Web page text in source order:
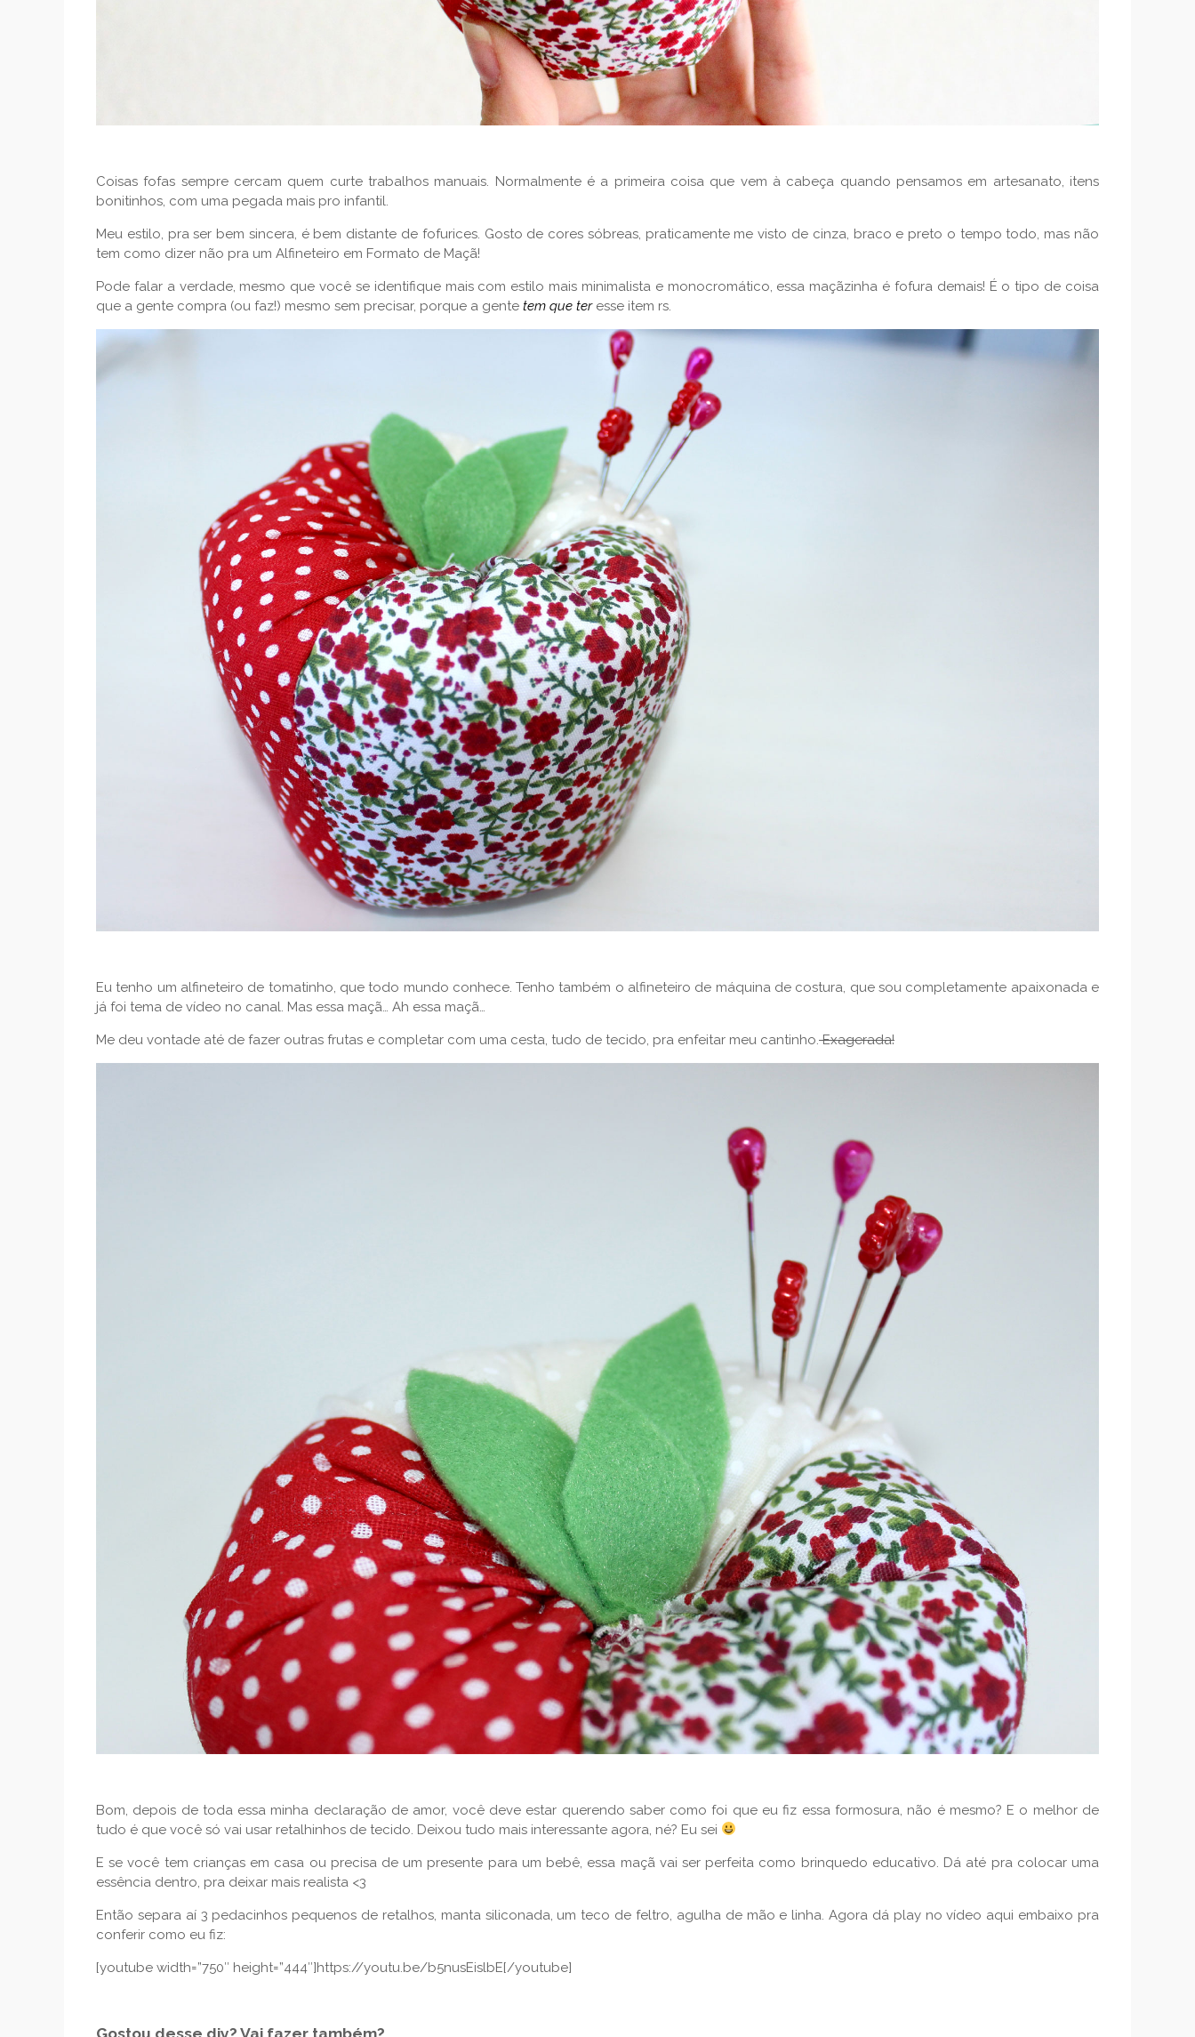
Coisas fofas sempre cercam quem curte trabalhos manuais. Normalmente é a primeira coisa que vem à cabeça quando pensamos em artesanato, itens
bonitinhos, com uma pegada mais pro infantil.
Meu estilo, pra ser bem sincera, é bem distante de fofurices. Gosto de cores sóbreas, praticamente me visto de cinza, braco e preto o tempo todo, mas não
tem como dizer não pra um Alfineteiro em Formato de Maçã!
Pode falar a verdade, mesmo que você se identifique mais com estilo mais minimalista e monocromático, essa maçãzinha é fofura demais! É o tipo de coisa
que a gente compra (ou faz!) mesmo sem precisar, porque a gente tem que teresse item rs.
Eu tenho um alfineteiro de tomatinho, que todo mundo conhece. Tenho também o alfineteiro de máquina de costura, que sou completamente apaixonada e
já foi tema de vídeo no canal. Mas essa maçã… Ah essa maçã…
Me deu vontade até de fazer outras frutas e completar com uma cesta, tudo de tecido, pra enfeitar meu cantinho.Exagerada!
Bom, depois de toda essa minha declaração de amor, você deve estar querendo saber como foi que eu fiz essa formosura, não é mesmo? E o melhor de
tudo é que você só vai usar retalhinhos de tecido. Deixou tudo mais interessante agora, né? Eu sei
E se você tem crianças em casa ou precisa de um presente para um bebê, essa maçã vai ser perfeita como brinquedo educativo. Dá até pra colocar uma
essência dentro, pra deixar mais realista <3
Então separa aí 3 pedacinhos pequenos de retalhos, manta siliconada, um teco de feltro, agulha de mão e linha. Agora dá play no vídeo aqui embaixo pra
conferir como eu fiz:
[youtube width=”750″ height=”444″]https://youtu.be/b5nusEislbE[/youtube]
Gostou desse diy? Vai fazer também?